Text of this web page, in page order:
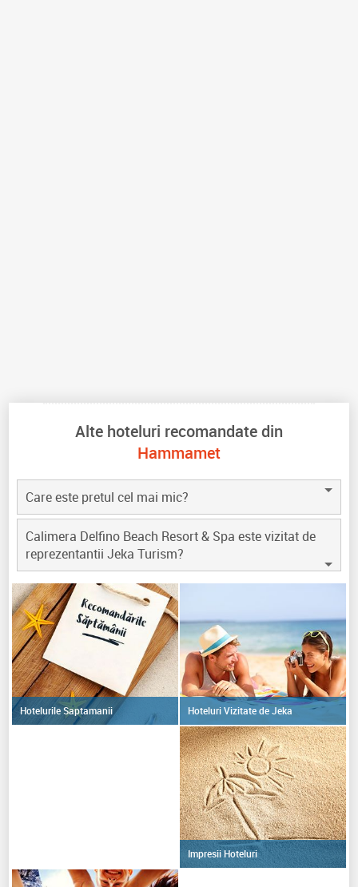
Alte hoteluri recomandate din
Hammamet
Care este pretul cel mai mic?
Calimera Delfino Beach Resort & Spa este vizitat de
reprezentantii Jeka Turism?
Hotelurile Saptamanii Hoteluri Vizitate de Jeka
Impresii Hoteluri